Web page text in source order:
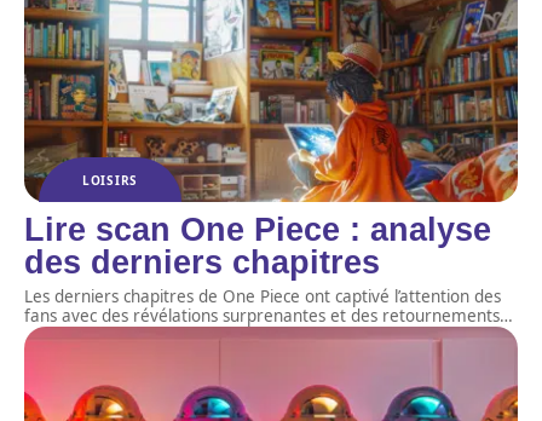
LOISIRS
Lire scan One Piece : analyse
des derniers chapitres
Les derniers chapitres de One Piece ont captivé l’attention des
fans avec des révélations surprenantes et des retournements…